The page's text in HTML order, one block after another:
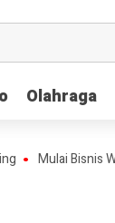
Olahraga
Olahraga
Bisnis WO dari